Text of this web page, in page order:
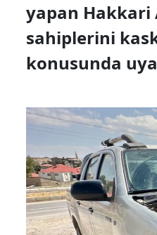
yapan Hakkari
sahiplerini
konusunda